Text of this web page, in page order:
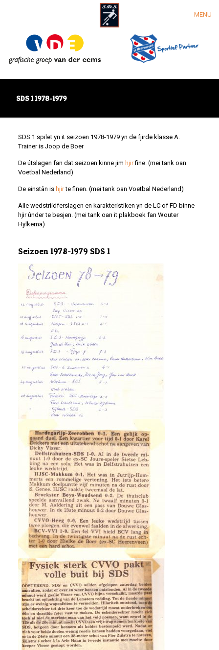
MENU
SDS 1 1978-1979
SDS 1 spilet yn it seizoen 1978-1979 yn de fjirde klasse A.
Trainer is Joop de Boer
De útslagen fan dat seizoen kinne jim hjirfine. (mei tank oan
Voetbal Nederland)
De einstân is hjirte finen. (mei tank oan Voetbal Nederland)
Alle wedstriidferslagen en karakteristiken yn de LC of FD binne
hjir ûnder te besjen. (mei tank oan it plakboek fan Wouter
Hylkema)
Seizoen 1978-1979 SDS 1